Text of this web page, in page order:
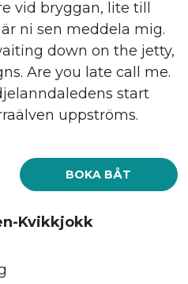
vid bryggan, lite till
ni sen meddela mig.
down on the jetty,
Are you late call me.
start
uppströms.
BOKA BÅT
Kvikkjokk